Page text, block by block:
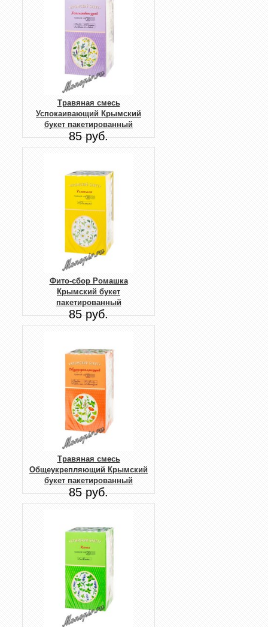
Травяная смесь
Успокаивающий Крымский
букет пакетированный
85 руб.
Фито-сбор Ромашка
Крымский букет
пакетированный
85 руб.
Травяная смесь
Общеукрепляющий Крымский
букет пакетированный
85 руб.